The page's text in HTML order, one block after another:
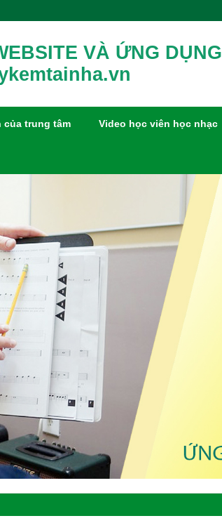
VÀ ỨNG DỤNG
của trung tâm Video học viên học nhạc